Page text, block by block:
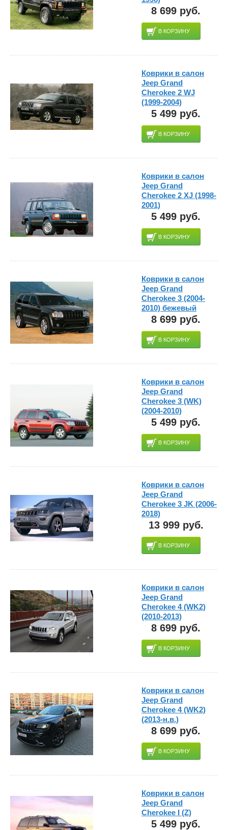
8 699 руб.
В КОРЗИНУ
Коврики в салон
Jeep Grand
Cherokee 2 WJ
(1999-2004)
5 499 руб.
В КОРЗИНУ
Коврики в салон
Jeep Grand
Cherokee 2 XJ (1998-
2001)
5 499 руб.
В КОРЗИНУ
Коврики в салон
Jeep Grand
Cherokee 3 (2004-
2010) бежевый
8 699 руб.
В КОРЗИНУ
Коврики в салон
Jeep Grand
Cherokee 3 (WK)
(2004-2010)
5 499 руб.
В КОРЗИНУ
Коврики в салон
Jeep Grand
Cherokee 3 JK (2006-
2018)
13 999 руб.
В КОРЗИНУ
Коврики в салон
Jeep Grand
Cherokee 4 (WK2)
(2010-2013)
8 699 руб.
В КОРЗИНУ
Коврики в салон
Jeep Grand
Cherokee 4 (WK2)
(2013-н.в.)
8 699 руб.
В КОРЗИНУ
Коврики в салон
Jeep Grand
Cherokee I (Z)
5 499 руб.